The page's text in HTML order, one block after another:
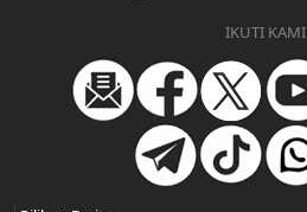
IKUTI KAMI